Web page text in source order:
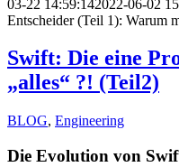
03-22 14:59:142022-06-02
Entscheider (Teil 1): Warum
Swift: Die eine
„alles“ ?! (Teil2)
BLOG, Engineering
Die Evolution von